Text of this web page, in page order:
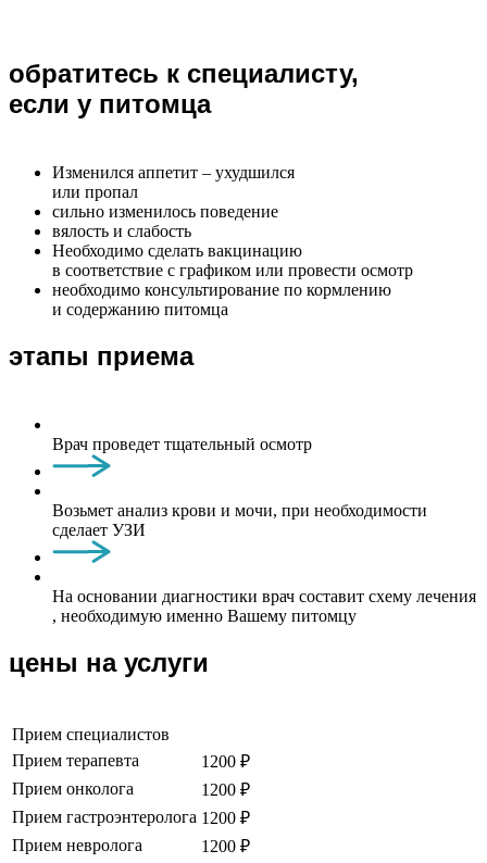
обратитесь к специалисту,
если у питомца
Изменился аппетит – ухудшился
или пропал
сильно изменилось поведение
вялость и слабость
Необходимо сделать вакцинацию
в соответствие с графиком или провести осмотр
необходимо консультирование по кормлению
и содержанию питомца
этапы приема
Врач проведет тщательный осмотр
Возьмет анализ крови и мочи, при необходимости
сделает УЗИ
На основании диагностики врач составит схему лечения
, необходимую именно Вашему питомцу
цены на услуги
Прием специалистов
Прием терапевта
1200 ₽
Прием онколога
1200 ₽
Прием гастроэнтеролога 1200 ₽
Прием невролога
1200 ₽